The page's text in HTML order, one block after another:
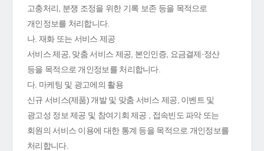
고충처리, 분쟁 조정을 위한 기록 보존 등을 목적으로
개인정보를 처리합니다.
나. 재화 또는 서비스 제공
서비스 제공, 맞춤 서비스 제공, 본인인증, 요금결제·정산
등을 목적으로 개인정보를 처리합니다.
다. 마케팅 및 광고에의 활용
신규 서비스(제품) 개발 및 맞춤 서비스 제공, 이벤트 및
광고성 정보 제공 및 참여기회 제공 , 접속빈도 파악 또는
회원의 서비스 이용에 대한 통계 등을 목적으로 개인정보를
처리합니다.